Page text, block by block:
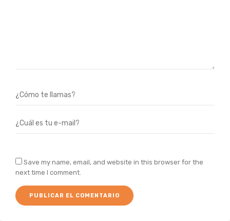
Save my name, email, and website in this browser for the
next time I comment.